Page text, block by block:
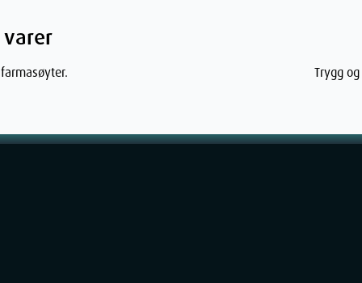
spesielt eldre, må informere legen sin
eller feber med lokale
munnen eller urinproblemer, bør du
blodceller (agranulocytose) via
Trygg